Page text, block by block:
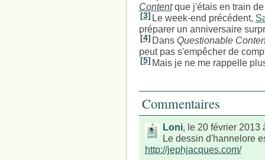
Contentque j'étais en train
[3] Le week-end précédent,
préparer un anniversaire
[4] Dans Questionable
peut pas s'empêcher de
[5] Mais je ne me rappelle
Commentaires
Loni, le 20 février 2013
Le dessin d'hannelore
http://jephjacques.com/